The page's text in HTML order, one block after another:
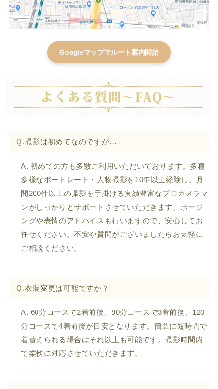
Googleマップでルート案内開始
Q.撮影は初めてなのですが…
A. 初めての方も多数ご利用いただいております。多種
多様なポートレート・人物撮影を10年以上経験し、月
間200件以上の撮影を手掛ける実績豊富なプロカメラマ
ンがしっかりとサポートさせていただきます。ポージ
ングや表情のアドバイスも行いますので、安心してお
任せください。不安や質問がございましたらお気軽に
ご相談ください。
Q.衣装変更は可能ですか？
A. 60分コースで2着前後、90分コースで3着前後、120
分コースで4着前後が目安となります。簡単に短時間で
着替えられる場合はそれ以上も可能です。撮影時間内
で柔軟に対応させていただきます。